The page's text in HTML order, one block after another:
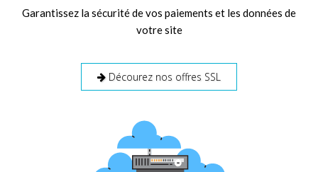
Garantissez la sécurité de vos paiements et les données de
votre site
Décourez nos offres SSL